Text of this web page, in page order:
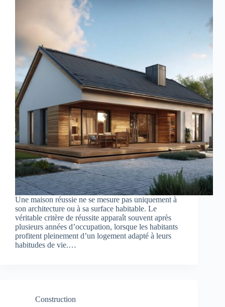
Une maison réussie ne se mesure pas uniquement à
son architecture ou à sa surface habitable. Le
véritable critère de réussite apparaît souvent après
plusieurs années d’occupation, lorsque les habitants
profitent pleinement d’un logement adapté à leurs
habitudes de vie.…
Construction